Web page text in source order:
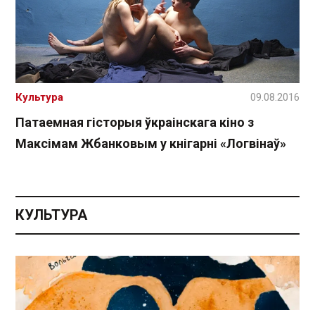
Патаемная гісторыя ўкраінскага кіно з
Максімам Жбанковым у кнігарні «Логвінаў»
Культура 09.08.2016
КУЛЬТУРА